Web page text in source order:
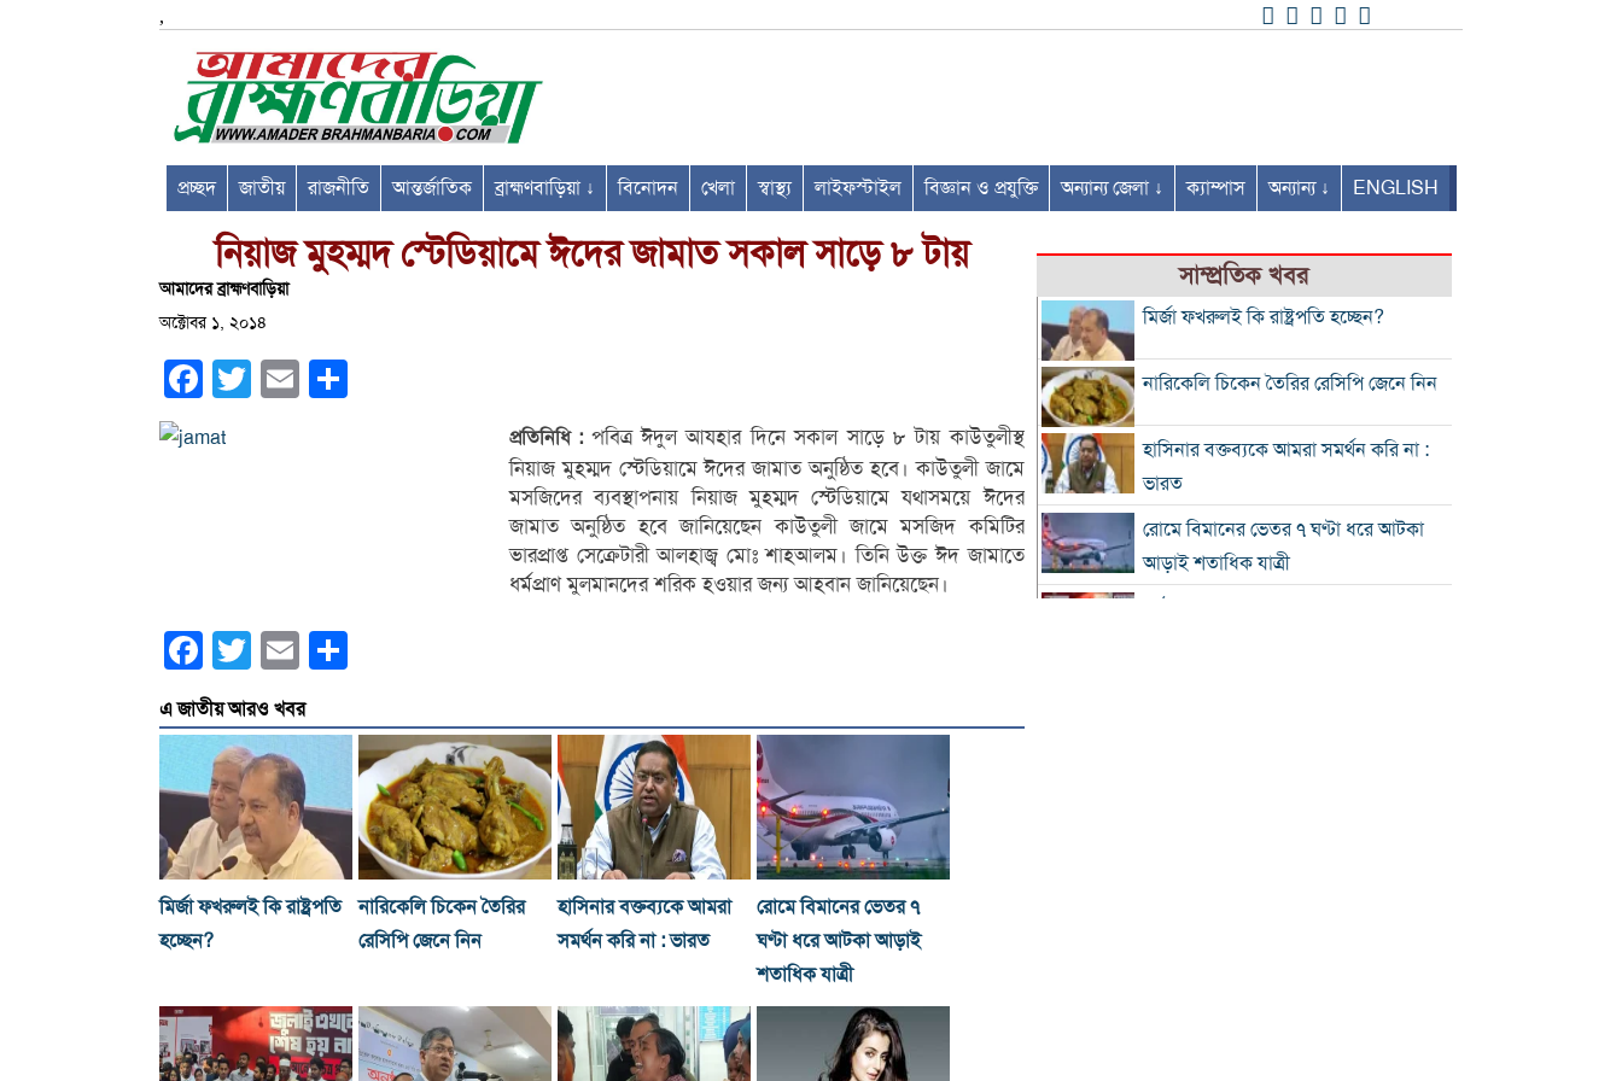
,
প্রচ্ছদ জাতীয় রাজনীতি আন্তর্জাতিক ব্রাহ্মণবাড়িয়া ↓ বিনোদন খেলা স্বাস্থ্য লাইফস্টাইল বিজ্ঞান ও প্রযুক্তি অন্যান্য জেলা ↓ ক্যাম্পাস অন্যান্য ↓ ENGLISH
নিয়াজ মুহম্মদ স্টেডিয়ামে ঈদের জামাত সকাল সাড়ে ৮ টায়
আমাদের ব্রাহ্মণবাড়িয়া
অক্টোবর ১, ২০১৪
Facebook
Twitter Email
প্রতিনিধি : পবিত্র ঈদুল আযহার দিনে সকাল সাড়ে ৮ টায় কাউতুলীস্থ
নিয়াজ মুহম্মদ স্টেডিয়ামে ঈদের জামাত অনুষ্ঠিত হবে। কাউতুলী জামে
মসজিদের ব্যবস্থাপনায় নিয়াজ মুহম্মদ স্টেডিয়ামে যথাসময়ে ঈদের
জামাত অনুষ্ঠিত হবে জানিয়েছেন কাউতুলী জামে মসজিদ কমিটির
ভারপ্রাপ্ত সেক্রেটারী আলহাজ্ব মোঃ শাহআলম। তিনি উক্ত ঈদ জামাতে
ধর্মপ্রাণ মুলমানদের শরিক হওয়ার জন্য আহবান জানিয়েছেন।
Facebook
Twitter Email
এ জাতীয় আরও খবর
মির্জা ফখরুলই কি রাষ্ট্রপতি
হচ্ছেন?
নারিকেলি চিকেন তৈরির
রেসিপি জেনে নিন
হাসিনার বক্তব্যকে আমরা
সমর্থন করি না : ভারত
রোমে বিমানের ভেতর ৭
ঘণ্টা ধরে আটকা আড়াই
শতাধিক যাত্রী
সাম্প্রতিক খবর
মির্জা ফখরুলই কি রাষ্ট্রপতি হচ্ছেন?
নারিকেলি চিকেন তৈরির রেসিপি জেনে নিন
হাসিনার বক্তব্যকে আমরা সমর্থন করি না :
ভারত
রোমে বিমানের ভেতর ৭ ঘণ্টা ধরে আটকা
আড়াই শতাধিক যাত্রী